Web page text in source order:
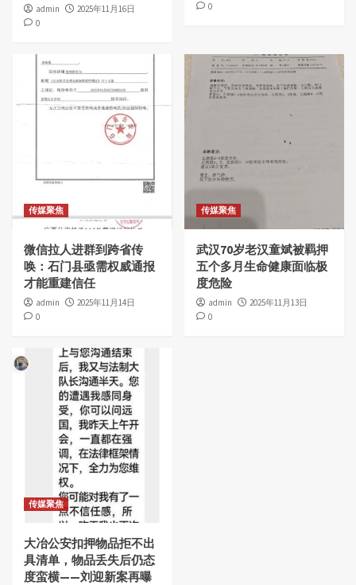
admin
2025年11月16日
0
0
传媒聚焦
微信拉人进群到跨省传
唤：石门县亟需权威通报
才能重建信任
admin
2025年11月14日
0
传媒聚焦
武汉70岁老汉童斌被羁押
五个多月生命健康面临极
度危险
admin
2025年11月13日
0
传媒聚焦
大冶公安扣押物品拒不出
具清单，物品丢失后仍态
度蛮横——刘迎新案再曝